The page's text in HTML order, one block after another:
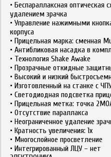
• Беспараллаксная оптическая
удалением зрачка
• Управление нажимными
корпуса
• Прицельная марка: сменная
• Антибликовая насадка в
• Технология Shake Awake
• Прозрачные откидные
• Высокий и низкий
• Изготовленный на станке с
• Светодиодная подсветка
• Прицельная метка: точка
• Отсутствие параллакса
• Неограниченное удаление
• Кратность увеличения: 1x
• Многослойное просветление
• Интегрированный ЛЦУ – нет